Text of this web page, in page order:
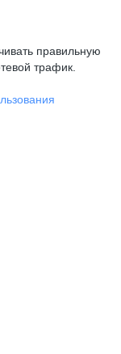
правильную
трафик.